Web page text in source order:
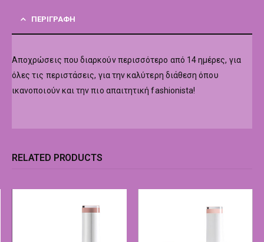
ΠΕΡΙΓΡΑΦΉ
Αποχρώσεις που διαρκούν περισσότερο από 14 ημέρες, για
όλες τις περιστάσεις, για την καλύτερη διάθεση όπου
ικανοποιούν και την πιο απαιτητική fashionista!
RELATED PRODUCTS